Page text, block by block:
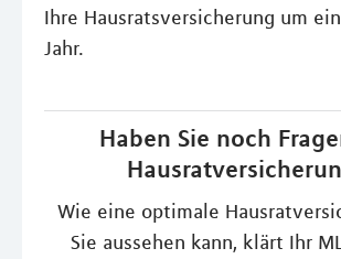
Ihre Hausratsversicherung um
Jahr.
Haben Sie noch
Wie eine optimale
Sie aussehen kann, klärt Ihr